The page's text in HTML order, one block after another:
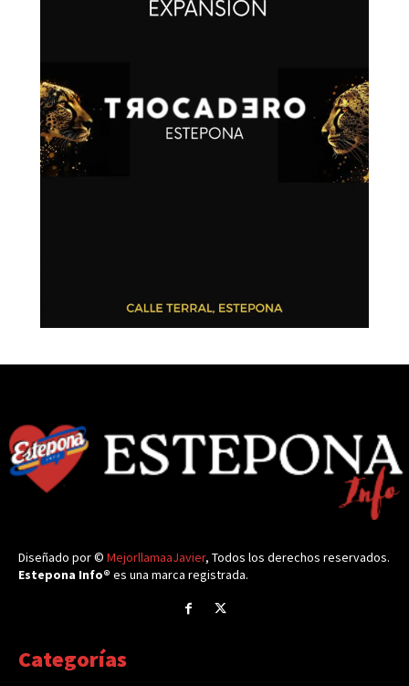
Diseñado por © MejorllamaaJavier, Todos los derechos reservados.
Estepona Info® es una marca registrada.
Categorías